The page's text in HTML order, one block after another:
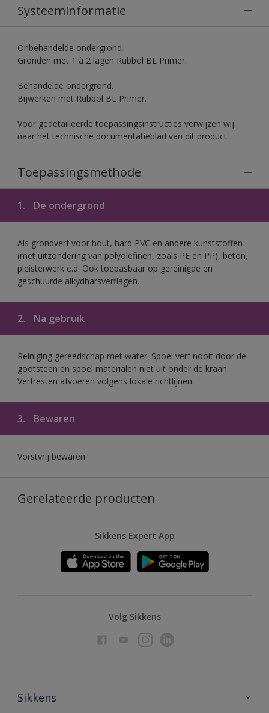
Systeeminformatie
Onbehandelde ondergrond.
Gronden met 1 à 2 lagen Rubbol BL Primer.
Behandelde ondergrond.
Bijwerken met Rubbol BL Primer.
Voor gedetailleerde toepassingsinstructies verwijzen wij
naar het technische documentatieblad van dit product.
Toepassingsmethode
1. De ondergrond
Als grondverf voor hout, hard PVC en andere kunststoffen
(met uitzondering van polyolefinen, zoals PE en PP), beton,
pleisterwerk e.d. Ook toepasbaar op gereinigde en
geschuurde alkydharsverflagen.
2. Na gebruik
Reiniging gereedschap met water. Spoel verf nooit door de
gootsteen en spoel materialen niet uit onder de kraan.
Verfresten afvoeren volgens lokale richtlijnen.
3. Bewaren
Vorstvrij bewaren
Gerelateerde producten
Sikkens Expert App
Volg Sikkens
Sikkens